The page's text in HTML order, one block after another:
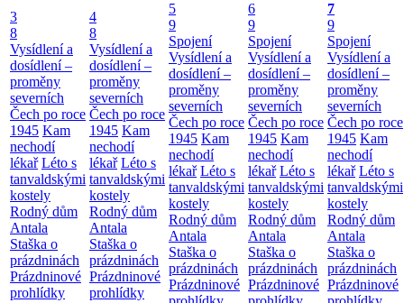
3
8
Vysídlení a
dosídlení –
proměny
severních
Čech po roce
1945 Kam
nechodí
lékař Léto s
tanvaldskými
kostely
Rodný dům
Antala
Staška o
prázdninách
Prázdninové
prohlídky
4
8
Vysídlení a
dosídlení –
proměny
severních
Čech po roce
1945 Kam
nechodí
lékař Léto s
tanvaldskými
kostely
Rodný dům
Antala
Staška o
prázdninách
Prázdninové
prohlídky
5
9
Spojení
Vysídlení a
dosídlení –
proměny
severních
Čech po roce
1945 Kam
nechodí
lékař Léto s
tanvaldskými
kostely
Rodný dům
Antala
Staška o
prázdninách
Prázdninové
6
9
Spojení
Vysídlení a
dosídlení –
proměny
severních
Čech po roce
1945 Kam
nechodí
lékař Léto s
tanvaldskými
kostely
Rodný dům
Antala
Staška o
prázdninách
Prázdninové
7
9
Spojení
Vysídlení a
dosídlení –
proměny
severních
Čech po roce
1945 Kam
nechodí
lékař Léto s
tanvaldskými
kostely
Rodný dům
Antala
Staška o
prázdninách
Prázdninové